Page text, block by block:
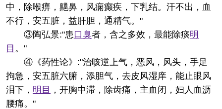
中，除喉痹，齆鼻，风痫癫疾，下乳结。汗不出，血
不行，安五脏，益肝胆，通精气。"
③陶弘景:"患 口臭者，含之多效，最能除痰明
目 。"
④《药性论》:"治咳逆上气，恶风，风头，手足
拘急，安五脏六腑，添胆气，去皮风湿庠，能止眼风
泪下， 明目 ，开胸中滞，除齿痛，主血闭，妇人血沥
腰痛。"